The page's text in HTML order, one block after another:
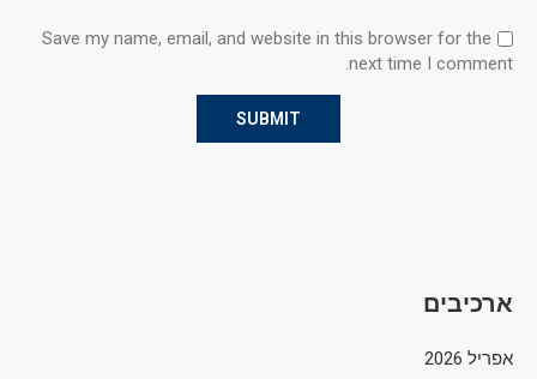
Save my name, email, and website in this browser for the
next time I comment.
ארכיבים
אפריל 2026